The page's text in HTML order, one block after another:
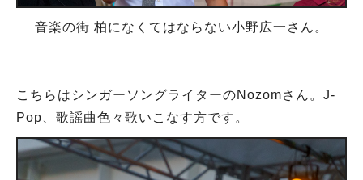
音楽の街 柏になくてはならない小野広一さん。
こちらはシンガーソングライターのNozomさん。J-
Pop、歌謡曲色々歌いこなす方です。